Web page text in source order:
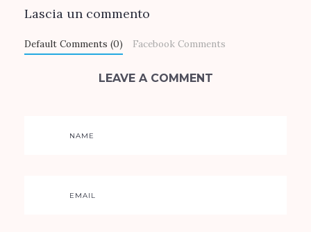
Lascia un commento
Default Comments (0) Facebook Comments
LEAVE A COMMENT
NAME
EMAIL